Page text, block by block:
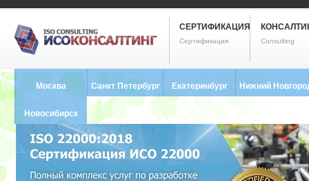
СЕРТИФИКАЦИЯ
Сертификация Consulting
Москва Санкт Петербург
8 (812) 748-2493
Екатеринбург
8 (343) 237-2593
Нижний
Новосибирск
8 (383) 227-8449